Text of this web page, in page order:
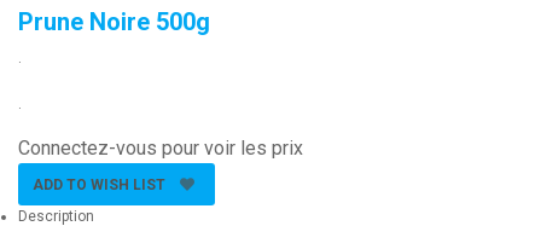
Prune Noire 500g
.
.
Connectez-vous pour voir les prix
ADD TO WISH LIST
Description